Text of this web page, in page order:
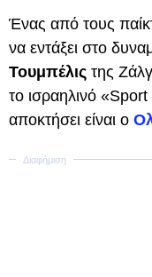
Ένας από τους
να εντάξει στο
Τουμπέλις της
το ισραηλινό
αποκτήσει είναι ο